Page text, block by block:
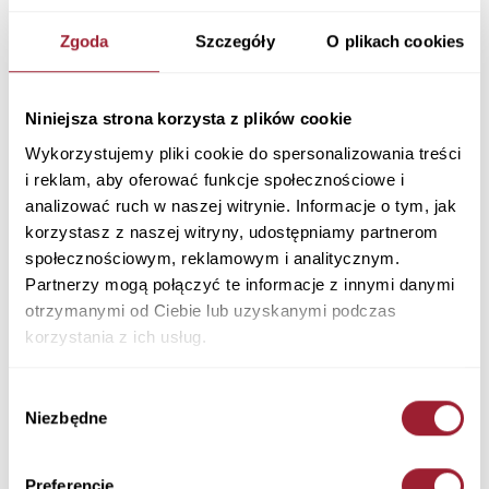
Zgoda Szczegóły O plikach cookies
Niniejsza strona korzysta z plików cookie
Wykorzystujemy pliki cookie do spersonalizowania treści
i reklam, aby oferować funkcje społecznościowe i
analizować ruch w naszej witrynie. Informacje o tym, jak
korzystasz z naszej witryny, udostępniamy partnerom
społecznościowym, reklamowym i analitycznym.
Partnerzy mogą połączyć te informacje z innymi danymi
otrzymanymi od Ciebie lub uzyskanymi podczas
korzystania z ich usług.
zgody
Niezbędne
Jeansy męskie niebieskie
Relaxed Antonio E 161-310
Jeansy męskie czarne Antonio
Newsletter